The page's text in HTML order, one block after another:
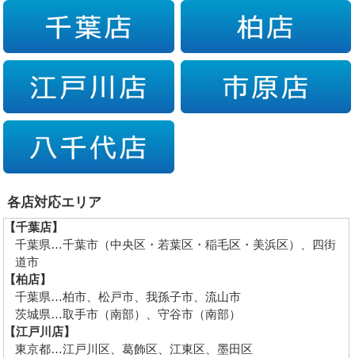
各店対応エリア
【千葉店】
千葉県…千葉市（中央区・若葉区・稲毛区・美浜区）、四街
道市
【柏店】
千葉県…柏市、松戸市、我孫子市、流山市
茨城県…取手市（南部）、守谷市（南部）
【江戸川店】
東京都…江戸川区、葛飾区、江東区、墨田区